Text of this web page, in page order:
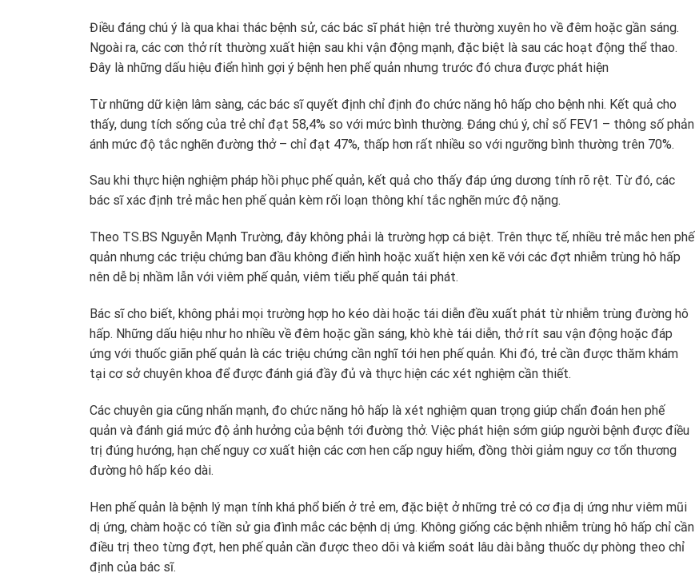
Điều đáng chú ý là qua khai thác bệnh sử, các bác sĩ phát hiện trẻ thường xuyên ho về đêm hoặc gần sáng.
Ngoài ra, các cơn thở rít thường xuất hiện sau khi vận động mạnh, đặc biệt là sau các hoạt động thể thao.
Đây là những dấu hiệu điển hình gợi ý bệnh hen phế quản nhưng trước đó chưa được phát hiện
Từ những dữ kiện lâm sàng, các bác sĩ quyết định chỉ định đo chức năng hô hấp cho bệnh nhi. Kết quả cho
thấy, dung tích sống của trẻ chỉ đạt 58,4% so với mức bình thường. Đáng chú ý, chỉ số FEV1 – thông số phản
ánh mức độ tắc nghẽn đường thở – chỉ đạt 47%, thấp hơn rất nhiều so với ngưỡng bình thường trên 70%.
Sau khi thực hiện nghiệm pháp hồi phục phế quản, kết quả cho thấy đáp ứng dương tính rõ rệt. Từ đó, các
bác sĩ xác định trẻ mắc hen phế quản kèm rối loạn thông khí tắc nghẽn mức độ nặng.
Theo TS.BS Nguyễn Mạnh Trường, đây không phải là trường hợp cá biệt. Trên thực tế, nhiều trẻ mắc hen phế
quản nhưng các triệu chứng ban đầu không điển hình hoặc xuất hiện xen kẽ với các đợt nhiễm trùng hô hấp
nên dễ bị nhầm lẫn với viêm phế quản, viêm tiểu phế quản tái phát.
Bác sĩ cho biết, không phải mọi trường hợp ho kéo dài hoặc tái diễn đều xuất phát từ nhiễm trùng đường hô
hấp. Những dấu hiệu như ho nhiều về đêm hoặc gần sáng, khò khè tái diễn, thở rít sau vận động hoặc đáp
ứng với thuốc giãn phế quản là các triệu chứng cần nghĩ tới hen phế quản. Khi đó, trẻ cần được thăm khám
tại cơ sở chuyên khoa để được đánh giá đầy đủ và thực hiện các xét nghiệm cần thiết.
Các chuyên gia cũng nhấn mạnh, đo chức năng hô hấp là xét nghiệm quan trọng giúp chẩn đoán hen phế
quản và đánh giá mức độ ảnh hưởng của bệnh tới đường thở. Việc phát hiện sớm giúp người bệnh được điều
trị đúng hướng, hạn chế nguy cơ xuất hiện các cơn hen cấp nguy hiểm, đồng thời giảm nguy cơ tổn thương
đường hô hấp kéo dài.
Hen phế quản là bệnh lý mạn tính khá phổ biến ở trẻ em, đặc biệt ở những trẻ có cơ địa dị ứng như viêm mũi
dị ứng, chàm hoặc có tiền sử gia đình mắc các bệnh dị ứng. Không giống các bệnh nhiễm trùng hô hấp chỉ cần
điều trị theo từng đợt, hen phế quản cần được theo dõi và kiểm soát lâu dài bằng thuốc dự phòng theo chỉ
định của bác sĩ.